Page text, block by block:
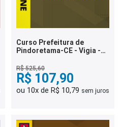
Curso Prefeitura de
Pindoretama-CE - Vigia -
R$ 525,60
R$ 107,90
ou 10x de R$ 10,79 sem juros